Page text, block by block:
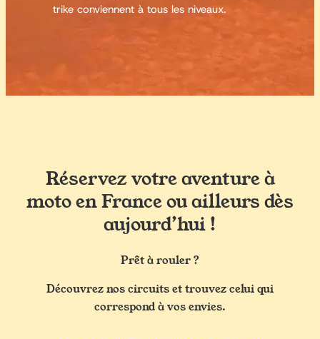
trike conviennent à tous les niveaux.
Réservez votre aventure à
moto en France ou ailleurs dès
aujourd’hui !
Prêt à rouler ?
Découvrez nos circuits et trouvez celui qui
correspond à vos envies.